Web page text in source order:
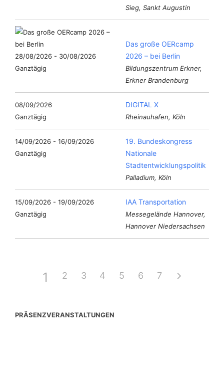
Sieg, Sankt Augustin
28/08/2026 - 30/08/2026
Ganztägig
Das große OERcamp
2026 – bei Berlin
Bildungszentrum Erkner,
Erkner Brandenburg
08/09/2026
Ganztägig
DIGITAL X
Rheinauhafen, Köln
14/09/2026 - 16/09/2026
Ganztägig
19. Bundeskongress
Nationale
Stadtentwicklungspolitik
Palladium, Köln
15/09/2026 - 19/09/2026
Ganztägig
IAA Transportation
Messegelände Hannover,
Hannover Niedersachsen
1 2 3 4 5 6 7
PRÄSENZVERANSTALTUNGEN